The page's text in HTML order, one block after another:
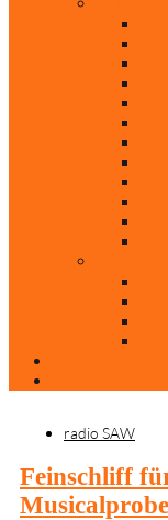
radio SAW
Feinschliff